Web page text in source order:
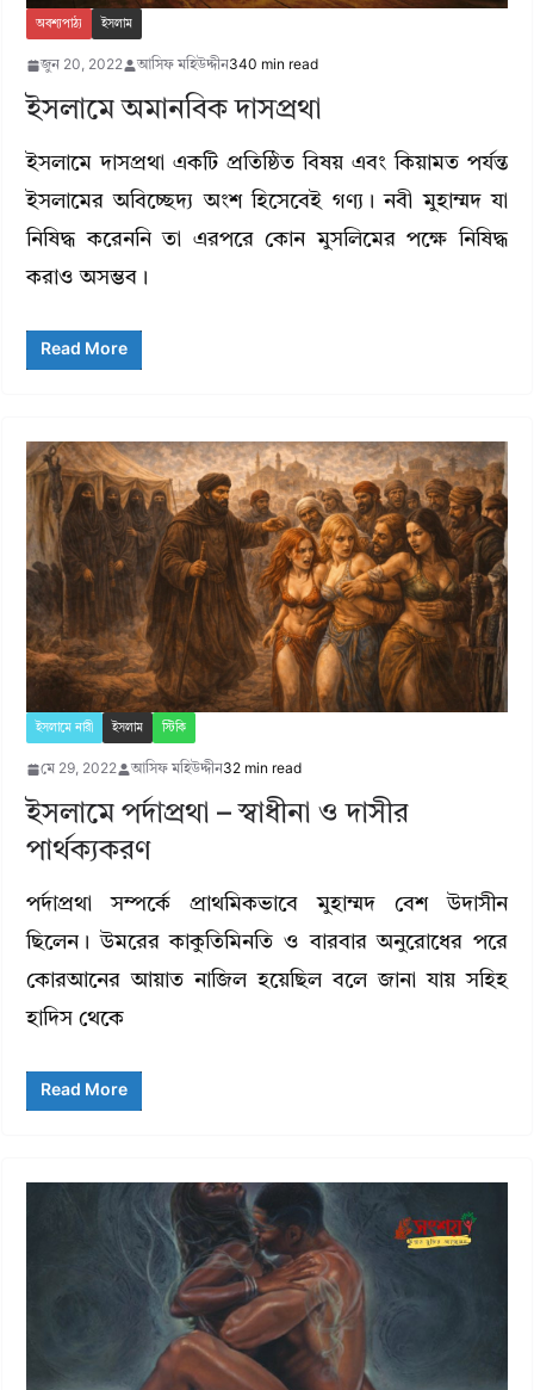
অবশ্যপাঠ্য ইসলাম
জুন 20, 2022 আসিফ মহিউদ্দীন340 min read
ইসলামে অমানবিক দাসপ্রথা
ইসলামে দাসপ্রথা একটি প্রতিষ্ঠিত বিষয় এবং কিয়ামত পর্যন্ত
ইসলামের অবিচ্ছেদ্য অংশ হিসেবেই গণ্য। নবী মুহাম্মদ যা
নিষিদ্ধ করেননি তা এরপরে কোন মুসলিমের পক্ষে নিষিদ্ধ
করাও অসম্ভব।
Read More
ইসলামে নারী ইসলাম স্টিকি
মে 29, 2022 আসিফ মহিউদ্দীন32 min read
ইসলামে পর্দাপ্রথা – স্বাধীনা ও দাসীর
পার্থক্যকরণ
পর্দাপ্রথা সম্পর্কে প্রাথমিকভাবে মুহাম্মদ বেশ উদাসীন
ছিলেন। উমরের কাকুতিমিনতি ও বারবার অনুরোধের পরে
কোরআনের আয়াত নাজিল হয়েছিল বলে জানা যায় সহিহ
হাদিস থেকে
Read More